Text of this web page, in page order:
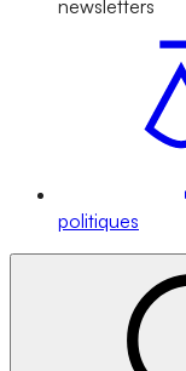
newsletters
politiques